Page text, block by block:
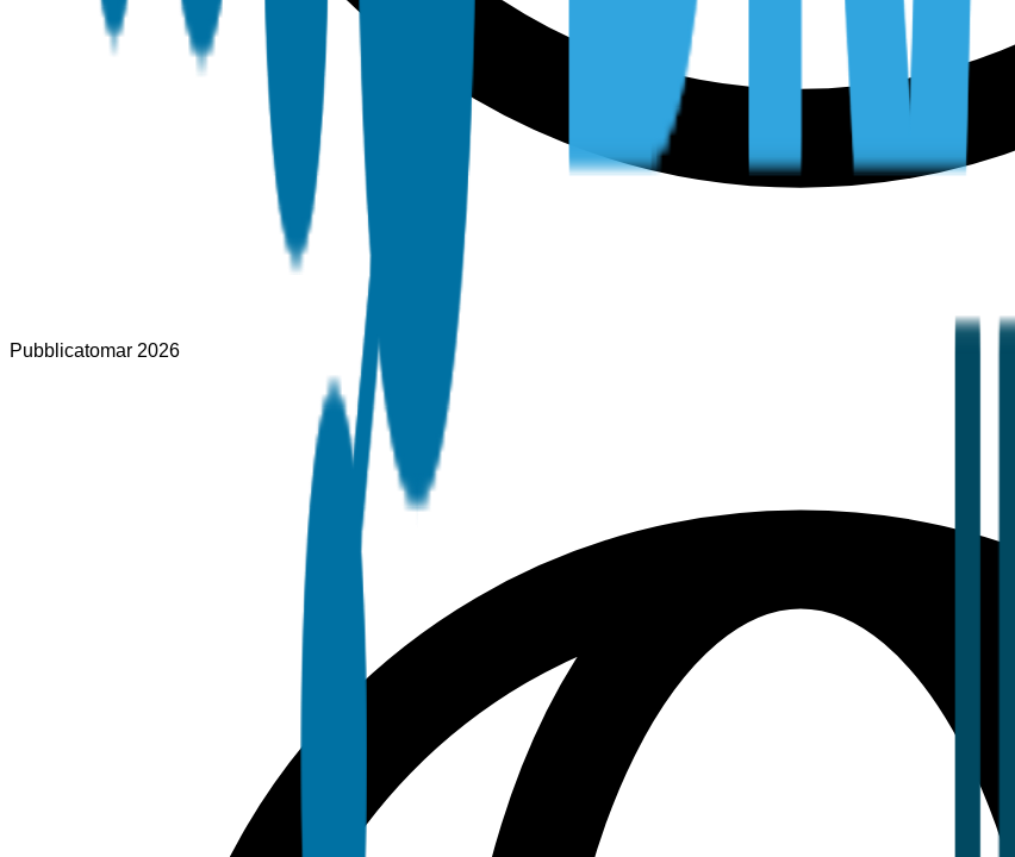
Pubblicatomar 2026